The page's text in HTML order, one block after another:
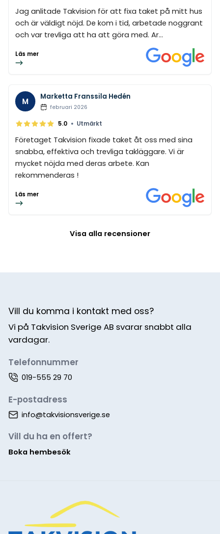
Jag anlitade Takvision för att fixa taket på mitt hus
och är väldigt nöjd. De kom i tid, arbetade noggrant
och var trevliga att ha att göra med. Ar...
Läs mer
M Marketta Franssila Hedén
februari 2026
5.0 • Utmärkt
Företaget Takvision fixade taket åt oss med sina
snabba, effektiva och trevliga takläggare. Vi är
mycket nöjda med deras arbete. Kan
rekommenderas !
Läs mer
Visa alla recensioner
Vill du komma i kontakt med oss?
Vi på Takvision Sverige AB svarar snabbt alla
vardagar.
Telefonnummer
019-555 29 70
E-postadress
info@takvisionsverige.se
Vill du ha en offert?
Boka hembesök